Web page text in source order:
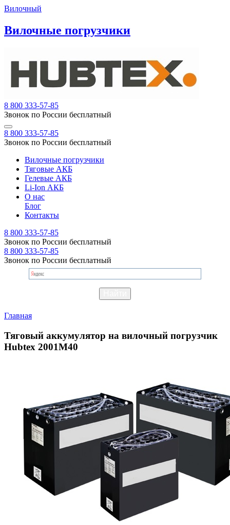
Вилочный
Вилочные погрузчики
8 800 333-57-85
Звонок по России бесплатный
8 800 333-57-85
Звонок по России бесплатный
Вилочные погрузчики
Тяговые АКБ
Гелевые АКБ
Li-Ion АКБ
О нас
Блог
Контакты
8 800 333-57-85
Звонок по России бесплатный
8 800 333-57-85
Звонок по России бесплатный
Главная
Тяговый аккумулятор на вилочный погрузчик
Hubtex 2001M40